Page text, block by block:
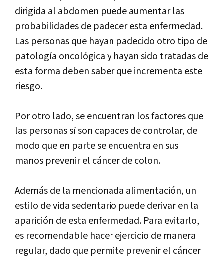
dirigida al abdomen puede aumentar las
probabilidades de padecer esta enfermedad.
Las personas que hayan padecido otro tipo de
patología oncológica y hayan sido tratadas de
esta forma deben saber que incrementa este
riesgo.
Por otro lado, se encuentran los factores que
las personas sí son capaces de controlar, de
modo que en parte se encuentra en sus
manos prevenir el cáncer de colon.
Además de la mencionada alimentación, un
estilo de vida sedentario puede derivar en la
aparición de esta enfermedad. Para evitarlo,
es recomendable hacer ejercicio de manera
regular, dado que permite prevenir el cáncer